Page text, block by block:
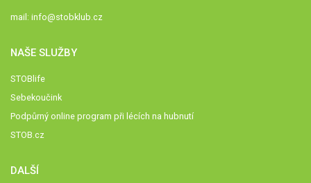
mail: info@stobklub.cz
NAŠE SLUŽBY
STOBlife
Sebekoučink
Podpůrný online program při lécích na hubnutí
STOB.cz
DALŠÍ